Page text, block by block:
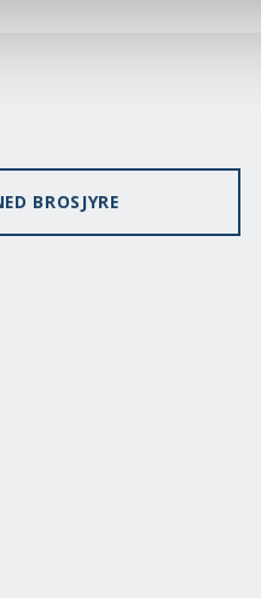
BROSJYRE